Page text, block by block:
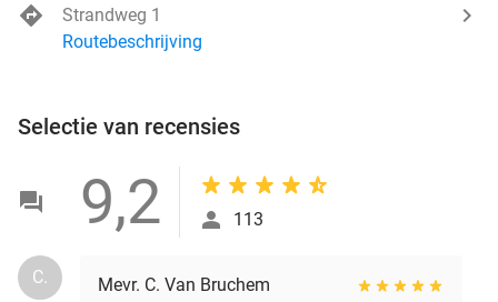
Strandweg 1
Routebeschrijving
Selectie van recensies
9,2 113
C.
Mevr. C. Van Bruchem